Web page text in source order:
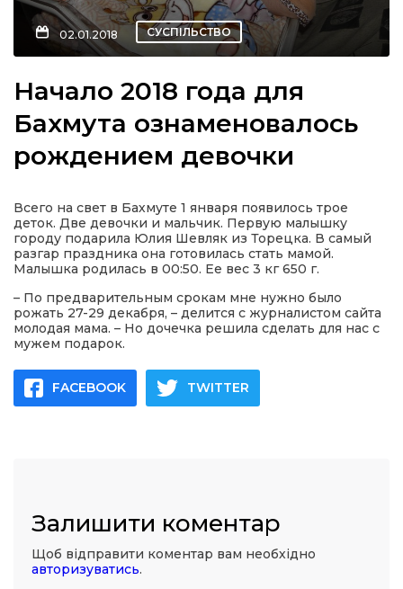
політика
місія
02.01.2018 СУСПІЛЬСТВО
Начало 2018 года для
Бахмута ознаменовалось
рождением девочки
Всего на свет в Бахмуте 1 января появилось трое
деток. Две девочки и мальчик. Первую малышку
городу подарила Юлия Шевляк из Торецка. В самый
разгар праздника она готовилась стать мамой.
Малышка родилась в 00:50. Ее вес 3 кг 650 г.
– По предварительным срокам мне нужно было
рожать 27-29 декабря, – делится с журналистом сайта
молодая мама. – Но дочечка решила сделать для нас с
мужем подарок.
FACEBOOK TWITTER
Залишити коментар
Щоб відправити коментар вам необхідно
авторизуватись.